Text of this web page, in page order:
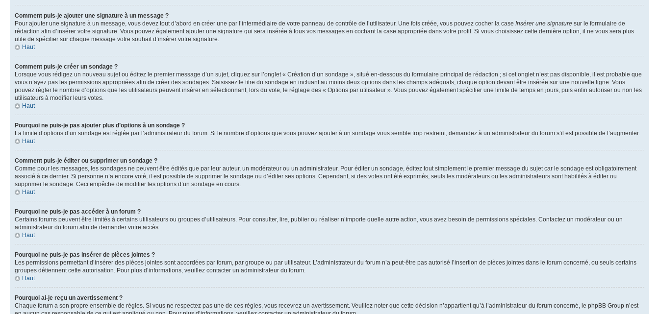
Comment puis-je ajouter une signature à un message ?
Pour ajouter une signature à un message, vous devez tout d’abord en créer une par l’intermédiaire de votre panneau de contrôle de l’utilisateur. Une fois créée, vous pouvez cocher la case Insérer une signature sur le formulaire de
rédaction afin d’insérer votre signature. Vous pouvez également ajouter une signature qui sera insérée à tous vos messages en cochant la case appropriée dans votre profil. Si vous choisissez cette dernière option, il ne vous sera plus
utile de spécifier sur chaque message votre souhait d’insérer votre signature.
Haut
Comment puis-je créer un sondage ?
Lorsque vous rédigez un nouveau sujet ou éditez le premier message d’un sujet, cliquez sur l’onglet « Création d’un sondage », situé en-dessous du formulaire principal de rédaction ; si cet onglet n’est pas disponible, il est probable que
vous n’ayez pas les permissions appropriées afin de créer des sondages. Saisissez le titre du sondage en incluant au moins deux options dans les champs adéquats, chaque option devant être insérée sur une nouvelle ligne. Vous
pouvez régler le nombre d’options que les utilisateurs peuvent insérer en sélectionnant, lors du vote, le réglage des « Options par utilisateur ». Vous pouvez également spécifier une limite de temps en jours, puis enfin autoriser ou non les
utilisateurs à modifier leurs votes.
Haut
Pourquoi ne puis-je pas ajouter plus d’options à un sondage ?
La limite d’options d’un sondage est réglée par l’administrateur du forum. Si le nombre d’options que vous pouvez ajouter à un sondage vous semble trop restreint, demandez à un administrateur du forum s’il est possible de l’augmenter.
Haut
Comment puis-je éditer ou supprimer un sondage ?
Comme pour les messages, les sondages ne peuvent être édités que par leur auteur, un modérateur ou un administrateur. Pour éditer un sondage, éditez tout simplement le premier message du sujet car le sondage est obligatoirement
associé à ce dernier. Si personne n’a encore voté, il est possible de supprimer le sondage ou d’éditer ses options. Cependant, si des votes ont été exprimés, seuls les modérateurs ou les administrateurs sont habilités à éditer ou
supprimer le sondage. Ceci empêche de modifier les options d’un sondage en cours.
Haut
Pourquoi ne puis-je pas accéder à un forum ?
Certains forums peuvent être limités à certains utilisateurs ou groupes d’utilisateurs. Pour consulter, lire, publier ou réaliser n’importe quelle autre action, vous avez besoin de permissions spéciales. Contactez un modérateur ou un
administrateur du forum afin de demander votre accès.
Haut
Pourquoi ne puis-je pas insérer de pièces jointes ?
Les permissions permettant d’insérer des pièces jointes sont accordées par forum, par groupe ou par utilisateur. L’administrateur du forum n’a peut-être pas autorisé l’insertion de pièces jointes dans le forum concerné, ou seuls certains
groupes détiennent cette autorisation. Pour plus d’informations, veuillez contacter un administrateur du forum.
Haut
Pourquoi ai-je reçu un avertissement ?
Chaque forum a son propre ensemble de règles. Si vous ne respectez pas une de ces règles, vous recevrez un avertissement. Veuillez noter que cette décision n’appartient qu’à l’administrateur du forum concerné, le phpBB Group n’est